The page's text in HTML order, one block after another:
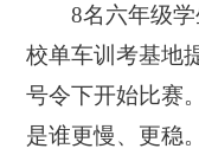
8名六年级学
校单车训考基地
号令下开始比赛
是谁更慢、更稳。